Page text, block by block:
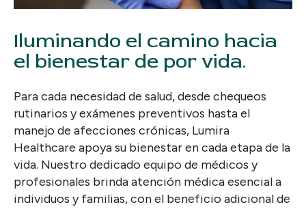
Iluminando el camino hacia
el bienestar de por vida.
Para cada necesidad de salud, desde chequeos
rutinarios y exámenes preventivos hasta el
manejo de afecciones crónicas, Lumira
Healthcare apoya su bienestar en cada etapa de la
vida. Nuestro dedicado equipo de médicos y
profesionales brinda atención médica esencial a
individuos y familias, con el beneficio adicional de